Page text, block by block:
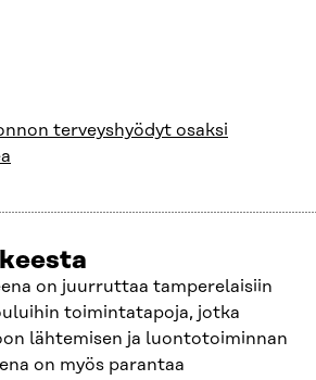
terveyshyödyt osaksi
on juurruttaa tamperelaisiin
toimintatapoja, jotka
lähtemisen ja luontotoiminnan
on myös parantaa